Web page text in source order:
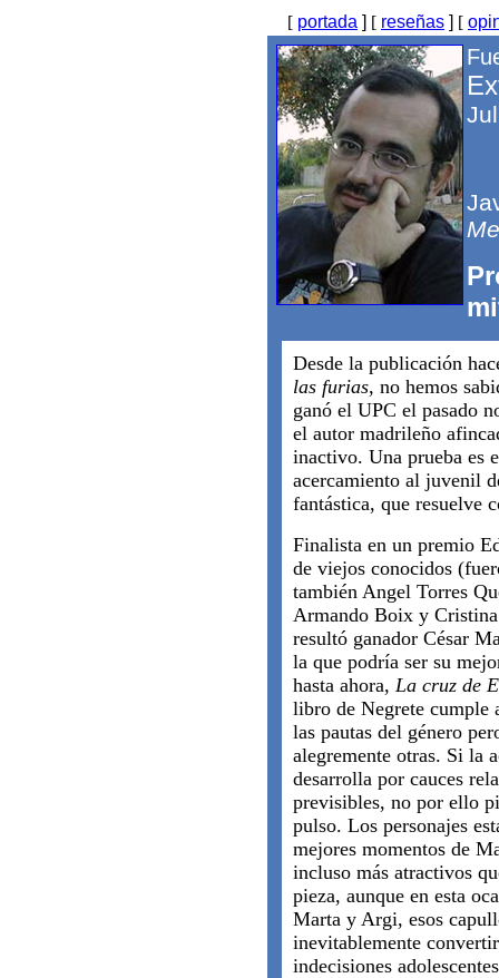
[ portada ] [ reseñas ] [
Desde la publicación
las furias, no hemos
ganó el UPC el pasado
el autor madrileño
inactivo. Una prueba es
acercamiento al juvenil
fantástica, que resuelve
Finalista en un premio
de viejos conocidos
también Angel Torres
Armando Boix y
resultó ganador César
la que podría ser su
hasta ahora, La cruz de
libro de Negrete cumple
las pautas del género
alegremente otras. Si la
desarrolla por cauces
previsibles, no por ello
pulso. Los personajes
mejores momentos de
incluso más atractivos
pieza, aunque en esta
Marta y Argi, esos
inevitablemente
indecisiones